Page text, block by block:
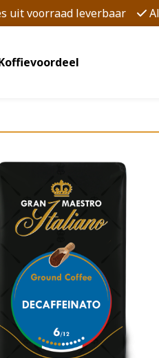
uit voorraad leverbaar